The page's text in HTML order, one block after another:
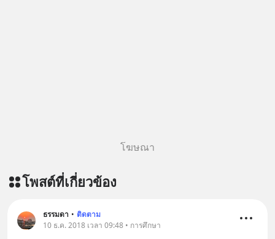
โฆษณา
โพสต์ที่เกี่ยวข้อง
ธรรมดา • ติดตาม
10 ธ.ค. 2018 เวลา 09:48 • การศึกษา